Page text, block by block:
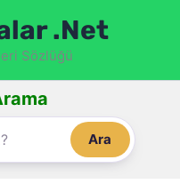
.Net
Sözlüğü
Ara